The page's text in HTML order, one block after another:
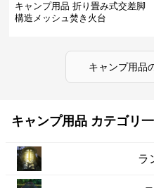
キャンプ用品 折り畳み式交差脚
構造メッシュ焚き火台
キャンプ用品
キャンプ用品 カテゴリ
ラ